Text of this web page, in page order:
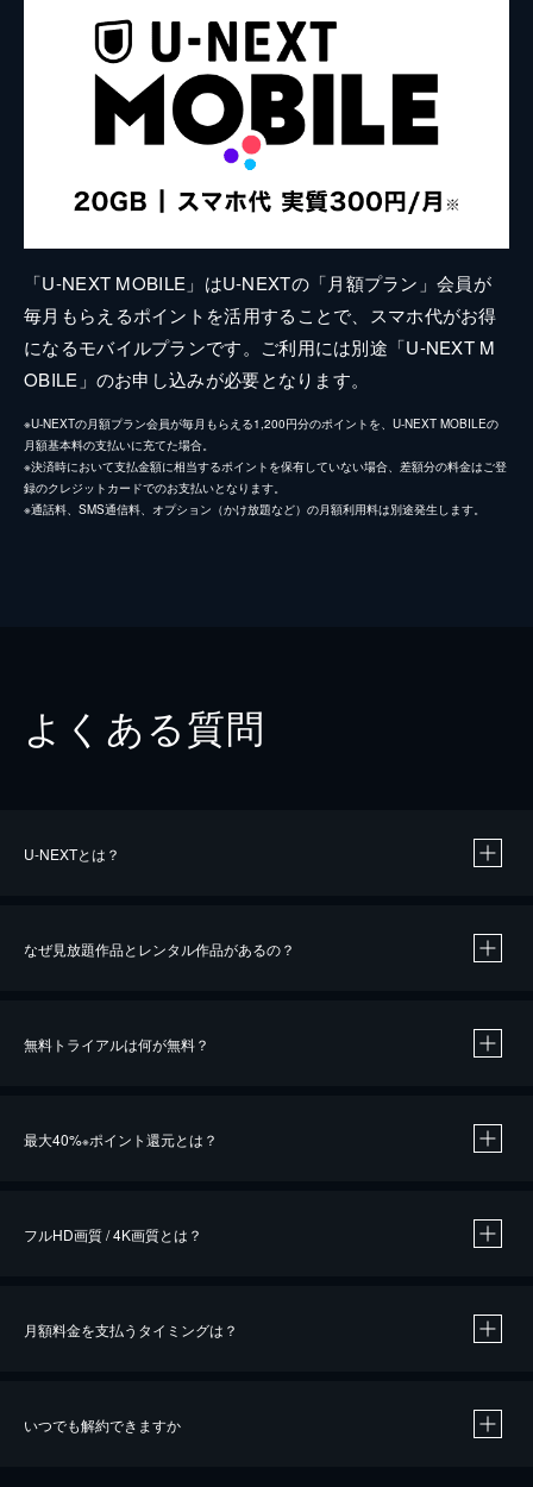
「U-NEXT MOBILE」はU-NEXTの「月額プラン」会員が
毎月もらえるポイントを活用することで、スマホ代がお得
になるモバイルプランです。ご利用には別途「U-NEXT M
OBILE」のお申し込みが必要となります。
※U-NEXTの月額プラン会員が毎月もらえる1,200円分のポイントを、U-NEXT MOBILEの
月額基本料の支払いに充てた場合。
※決済時において支払金額に相当するポイントを保有していない場合、差額分の料金はご登
録のクレジットカードでのお支払いとなります。
※通話料、SMS通信料、オプション（かけ放題など）の月額利用料は別途発生します。
よくある質問
U-NEXTとは？
なぜ見放題作品とレンタル作品があるの？
無料トライアルは何が無料？
最大40%※ポイント還元とは？
※40％ポイント還元の対象は、クレジットカード決済による作品の購入 / レンタルです。
フルHD画質 / 4K画質とは？
月額料金を支払うタイミングは？
いつでも解約できますか